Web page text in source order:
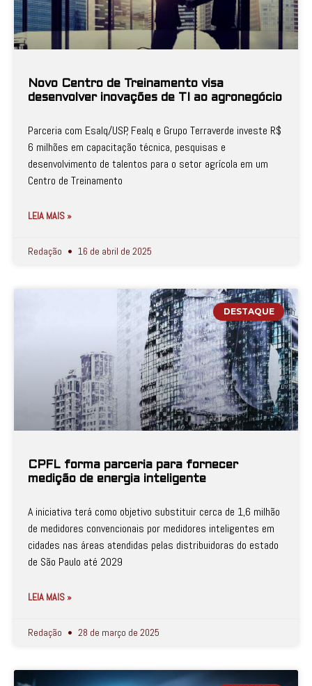
Novo Centro de Treinamento visa
desenvolver inovações de TI ao agronegócio
Parceria com Esalq/USP, Fealq e Grupo Terraverde investe R$
6 milhões em capacitação técnica, pesquisas e
desenvolvimento de talentos para o setor agrícola em um
Centro de Treinamento
LEIA MAIS »
Redação 16 de abril de 2025
DESTAQUE
CPFL forma parceria para fornecer
medição de energia inteligente
A iniciativa terá como objetivo substituir cerca de 1,6 milhão
de medidores convencionais por medidores inteligentes em
cidades nas áreas atendidas pelas distribuidoras do estado
de São Paulo até 2029
LEIA MAIS »
Redação 28 de março de 2025